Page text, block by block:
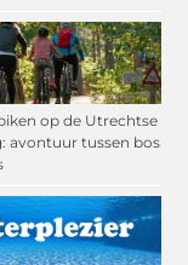
op de Utrechtse
avontuur tussen bos